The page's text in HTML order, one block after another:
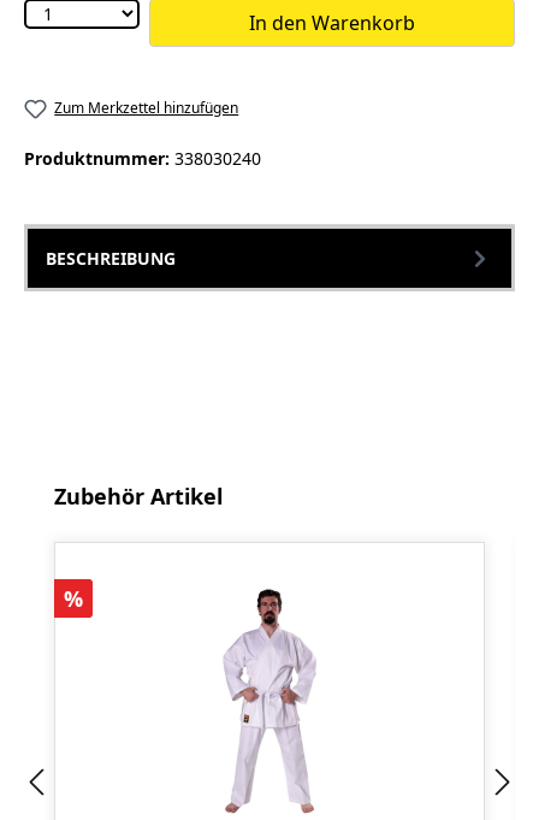
In den Warenkorb
Zum Merkzettel hinzufügen
Produktnummer: 338030240
BESCHREIBUNG
Produktgalerie überspringen
Zubehör Artikel
Rabatt
%